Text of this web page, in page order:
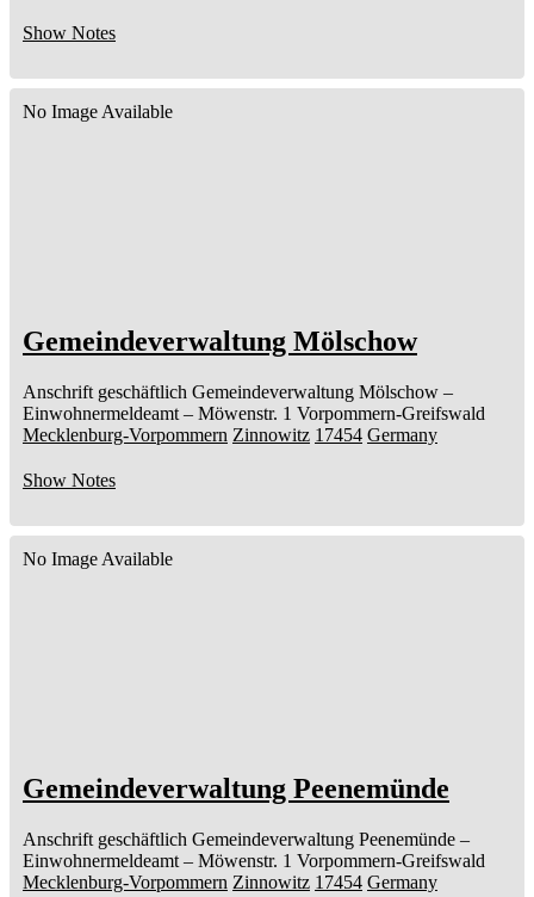
Show Notes
No Image Available
Gemeindeverwaltung Mölschow
Anschrift geschäftlich Gemeindeverwaltung Mölschow –
Einwohnermeldeamt – Möwenstr. 1 Vorpommern-Greifswald
Mecklenburg-Vorpommern Zinnowitz 17454 Germany
Show Notes
No Image Available
Gemeindeverwaltung Peenemünde
Anschrift geschäftlich Gemeindeverwaltung Peenemünde –
Einwohnermeldeamt – Möwenstr. 1 Vorpommern-Greifswald
Mecklenburg-Vorpommern Zinnowitz 17454 Germany